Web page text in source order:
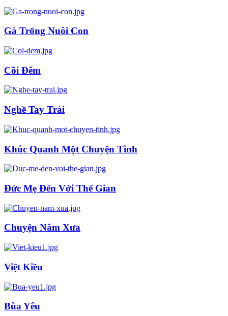
Gà Trống Nuôi Con
Cõi Đêm
Nghề Tay Trái
Khúc Quanh Một Chuyện Tình
Đức Mẹ Đến Với Thế Gian
Chuyện Năm Xưa
Việt Kiều
Bùa Yêu